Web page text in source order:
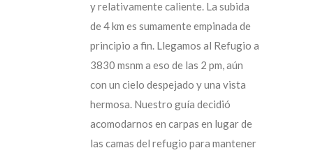
y relativamente caliente. La subida
de 4 km es sumamente empinada de
principio a fin. Llegamos al Refugio a
3830 msnm a eso de las 2 pm, aún
con un cielo despejado y una vista
hermosa. Nuestro guía decidió
acomodarnos en carpas en lugar de
las camas del refugio para mantener